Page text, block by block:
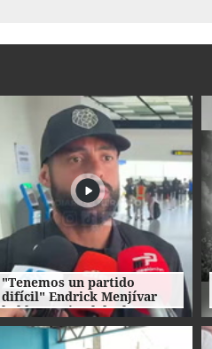
"Tenemos un partido
difícil" Endrick Menjívar
habla previo al duelo ante
UMECIT por la Copa
Centroamericana